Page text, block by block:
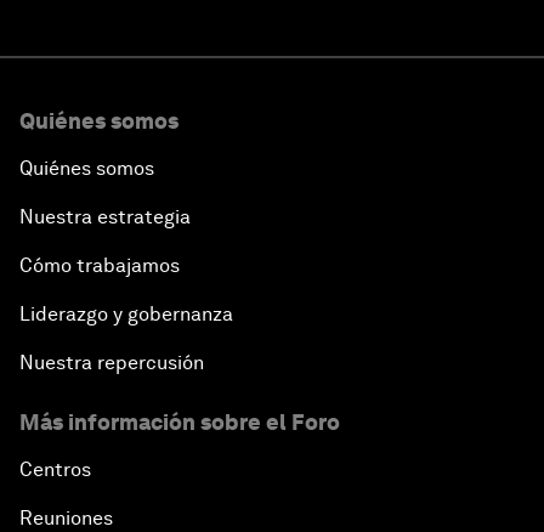
Quiénes somos
Quiénes somos
Nuestra estrategia
Cómo trabajamos
Liderazgo y gobernanza
Nuestra repercusión
Más información sobre el Foro
Centros
Reuniones